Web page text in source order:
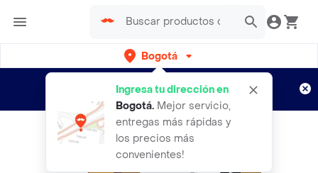
Bogotá
Ingresa tu dirección en
Bogotá. Mejor servicio,
entregas más rápidas y
los precios más
convenientes!
envíos gratis por semanas
Aplican TyC